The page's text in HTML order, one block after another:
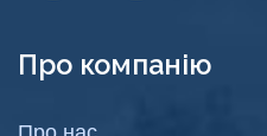
Про компанію